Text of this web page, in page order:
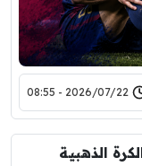
2026/07/22 - 08:55
الذهبية